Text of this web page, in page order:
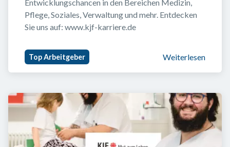
Entwicklungschancen in den Bereichen Medizin,
Pflege, Soziales, Verwaltung und mehr. Entdecken
Sie uns auf: www.kjf-karriere.de
Top Arbeitgeber Weiterlesen